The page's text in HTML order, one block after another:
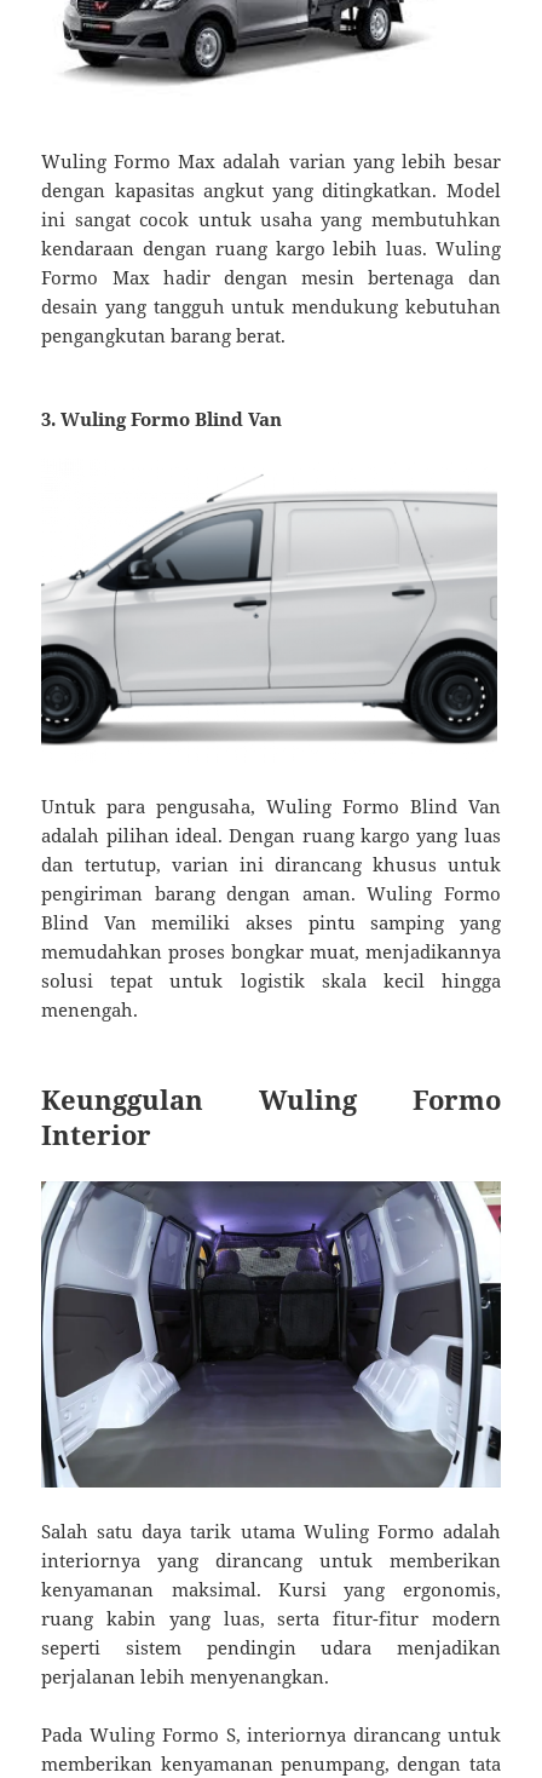
Wuling Formo Max adalah varian yang lebih besar
dengan kapasitas angkut yang ditingkatkan. Model
ini sangat cocok untuk usaha yang membutuhkan
kendaraan dengan ruang kargo lebih luas. Wuling
Formo Max hadir dengan mesin bertenaga dan
desain yang tangguh untuk mendukung kebutuhan
pengangkutan barang berat.
3. Wuling Formo Blind Van
Untuk para pengusaha, Wuling Formo Blind Van
adalah pilihan ideal. Dengan ruang kargo yang luas
dan tertutup, varian ini dirancang khusus untuk
pengiriman barang dengan aman. Wuling Formo
Blind Van memiliki akses pintu samping yang
memudahkan proses bongkar muat, menjadikannya
solusi tepat untuk logistik skala kecil hingga
menengah.
Keunggulan Wuling Formo
Interior
Salah satu daya tarik utama Wuling Formo adalah
interiornya yang dirancang untuk memberikan
kenyamanan maksimal. Kursi yang ergonomis,
ruang kabin yang luas, serta fitur-fitur modern
seperti sistem pendingin udara menjadikan
perjalanan lebih menyenangkan.
Pada Wuling Formo S, interiornya dirancang untuk
memberikan kenyamanan penumpang, dengan tata